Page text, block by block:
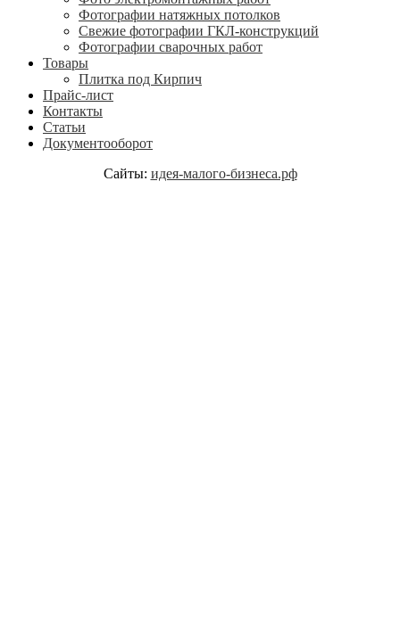
Фотографии натяжных потолков
Свежие фотографии ГКЛ-конструкций
Фотографии сварочных работ
Товары
Плитка под Кирпич
Прайс-лист
Контакты
Статьи
Документооборот
Сайты: идея-малого-бизнеса.рф